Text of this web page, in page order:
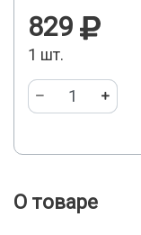
829
1 шт.
О товаре